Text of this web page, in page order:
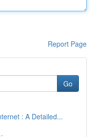
Report Page
Go
: A Detailed...